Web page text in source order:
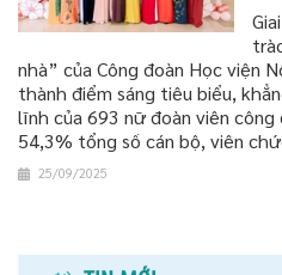
nhà” của Công đoàn Học viện
thành điểm sáng tiêu biểu,
lĩnh của 693 nữ đoàn viên
54,3% tổng số cán bộ, viên
25/09/2025